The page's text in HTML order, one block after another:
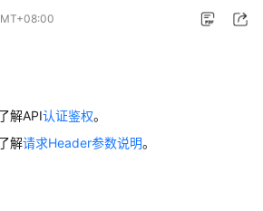
解API认证鉴权。
解请求Header参数说明。